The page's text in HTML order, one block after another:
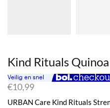
Kind Rituals
€10,99
URBAN Care Kind Rituals